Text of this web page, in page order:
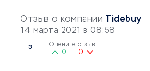
Отзыв о компании Tidebuy
14 марта 2021 в 08:58
3 Оцените отзыв
0 0